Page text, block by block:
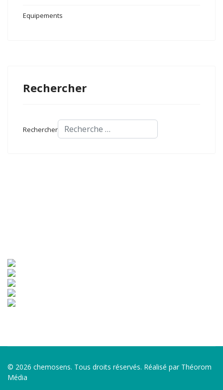
Equipements
Rechercher
Rechercher
© 2026 chemosens. Tous droits réservés. Réalisé par Théorom
Média